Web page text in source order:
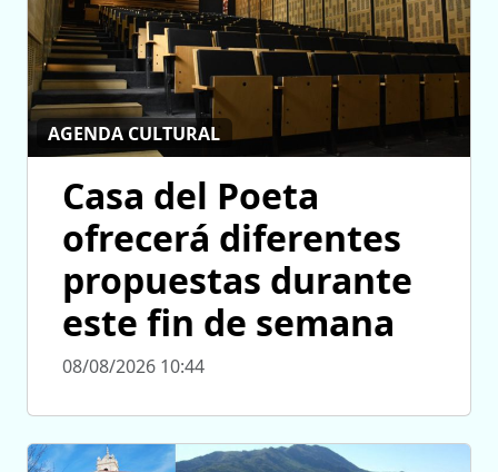
AGENDA CULTURAL
Casa del Poeta
ofrecerá diferentes
propuestas durante
este fin de semana
08/08/2026 10:44